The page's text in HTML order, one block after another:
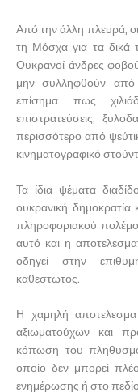
Από την άλλη πλευρά,
τη Μόσχα για τα δικά
Ουκρανοί άνδρες
μην συλληφθούν από
επίσημα πως
επιστρατεύσεις,
περισσότερο από
κινηματογραφικό
Τα ίδια ψέματα
ουκρανική
πληροφοριακού
αυτό και η
οδηγεί στην
καθεστώτος.
Η χαμηλή
αξιωματούχων και
κόπωση του
οποίο δεν μπορεί
ενημέρωσης ή στο